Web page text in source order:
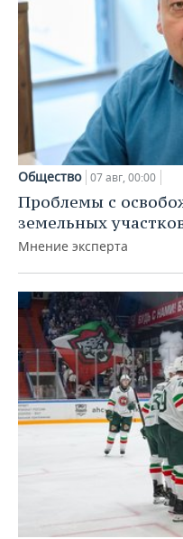
Общество 07 авг, 00:00
Проблемы с
земельных
Мнение эксперта